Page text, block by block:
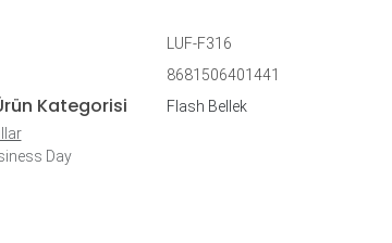
LUF-F316
8681506401441
Kategorisi
Flash Bellek
Day